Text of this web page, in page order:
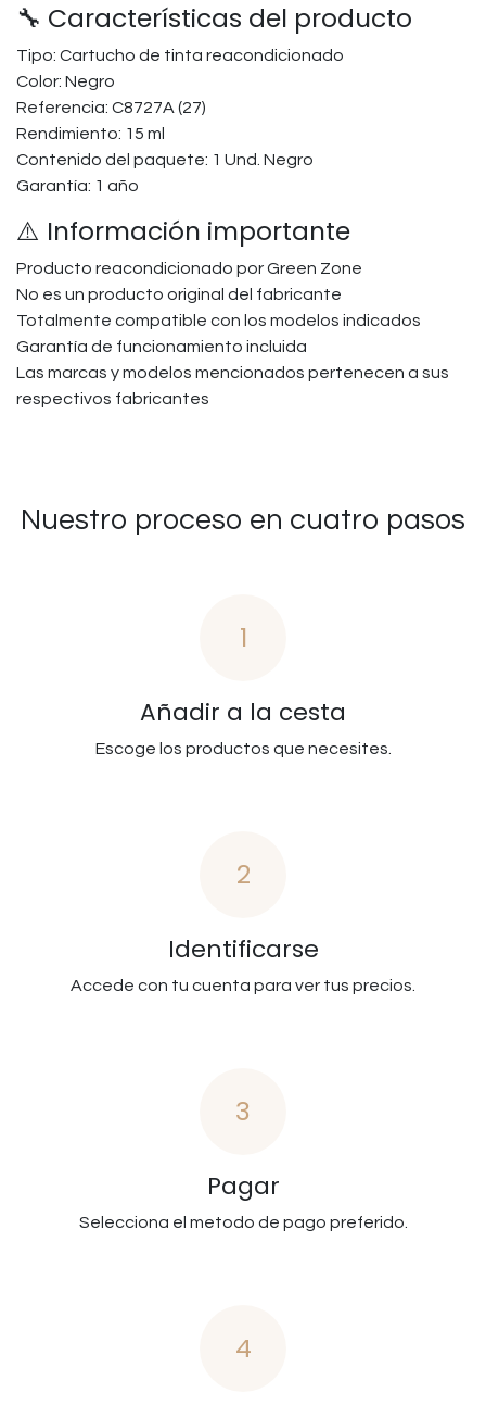
🔧 Características del producto
Tipo: Cartucho de tinta reacondicionado
Color: Negro
Referencia: C8727A (27)
Rendimiento: 15 ml
Contenido del paquete: 1 Und. Negro
Garantía: 1 año
⚠️ Información importante
Producto reacondicionado por Green Zone
No es un producto original del fabricante
Totalmente compatible con los modelos indicados
Garantía de funcionamiento incluida
Las marcas y modelos mencionados pertenecen a sus
respectivos fabricantes
Nuestro proceso en cuatro pasos
1
Añadir a la cesta
Escoge los productos que necesites.
2
Identificarse
Accede con tu cuenta para ver tus precios.
3
Pagar
Selecciona el metodo de pago preferido.
4